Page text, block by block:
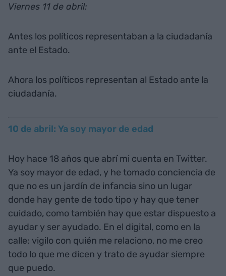
Viernes 11 de abril:
Antes los políticos representaban a la ciudadanía
ante el Estado.
Ahora los políticos representan al Estado ante la
ciudadanía.
10 de abril: Ya soy mayor de edad
Hoy hace 18 años que abrí mi cuenta en Twitter.
Ya soy mayor de edad, y he tomado conciencia de
que no es un jardín de infancia sino un lugar
donde hay gente de todo tipo y hay que tener
cuidado, como también hay que estar dispuesto a
ayudar y ser ayudado. En el digital, como en la
calle: vigilo con quién me relaciono, no me creo
todo lo que me dicen y trato de ayudar siempre
que puedo.